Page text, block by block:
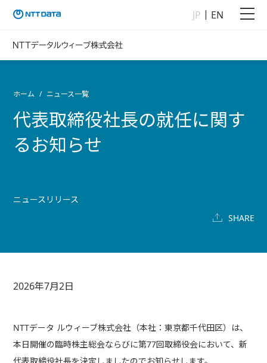
JP EN
ホーム ニュース一覧
代表取締役社長の就任に関す
るお知らせ
ニュースリリース
SHARE
2026年7月2日
NTTデータ ルウィーブ株式会社（本社：東京都千代田区）は、
本日開催の臨時株主総会ならびに第77回取締役会において、新